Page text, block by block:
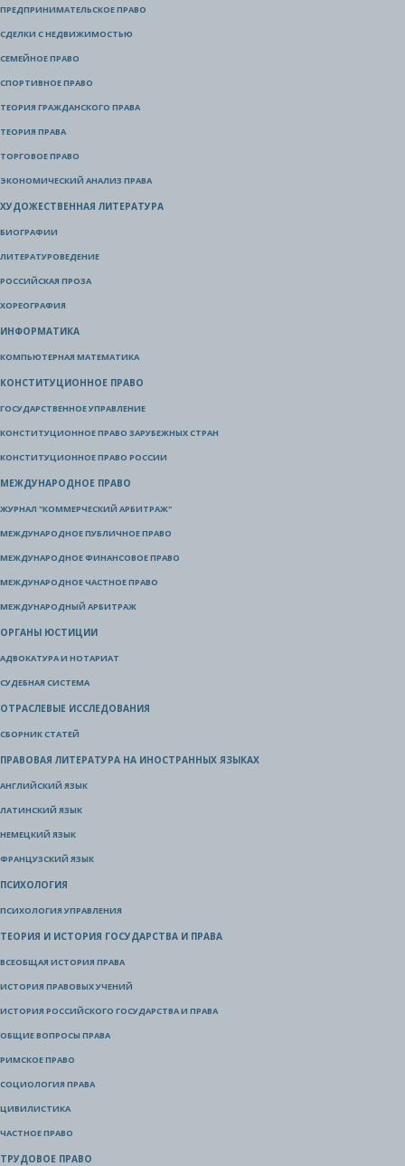
ПРЕДПРИНИМАТЕЛЬСКОЕ ПРАВО
СДЕЛКИ С НЕДВИЖИМОСТЬЮ
СЕМЕЙНОЕ ПРАВО
СПОРТИВНОЕ ПРАВО
ТЕОРИЯ ГРАЖДАНСКОГО ПРАВА
ТЕОРИЯ ПРАВА
ТОРГОВОЕ ПРАВО
ЭКОНОМИЧЕСКИЙ АНАЛИЗ ПРАВА
ХУДОЖЕСТВЕННАЯ ЛИТЕРАТУРА
БИОГРАФИИ
ЛИТЕРАТУРОВЕДЕНИЕ
РОССИЙСКАЯ ПРОЗА
ХОРЕОГРАФИЯ
ИНФОРМАТИКА
КОМПЬЮТЕРНАЯ МАТЕМАТИКА
КОНСТИТУЦИОННОЕ ПРАВО
ГОСУДАРСТВЕННОЕ УПРАВЛЕНИЕ
КОНСТИТУЦИОННОЕ ПРАВО ЗАРУБЕЖНЫХ СТРАН
КОНСТИТУЦИОННОЕ ПРАВО РОССИИ
МЕЖДУНАРОДНОЕ ПРАВО
ЖУРНАЛ "КОММЕРЧЕСКИЙ АРБИТРАЖ"
МЕЖДУНАРОДНОЕ ПУБЛИЧНОЕ ПРАВО
МЕЖДУНАРОДНОЕ ФИНАНСОВОЕ ПРАВО
МЕЖДУНАРОДНОЕ ЧАСТНОЕ ПРАВО
МЕЖДУНАРОДНЫЙ АРБИТРАЖ
ОРГАНЫ ЮСТИЦИИ
АДВОКАТУРА И НОТАРИАТ
СУДЕБНАЯ СИСТЕМА
ОТРАСЛЕВЫЕ ИССЛЕДОВАНИЯ
СБОРНИК СТАТЕЙ
ПРАВОВАЯ ЛИТЕРАТУРА НА ИНОСТРАННЫХ ЯЗЫКАХ
АНГЛИЙСКИЙ ЯЗЫК
ЛАТИНСКИЙ ЯЗЫК
НЕМЕЦКИЙ ЯЗЫК
ФРАНЦУЗСКИЙ ЯЗЫК
ПСИХОЛОГИЯ
ПСИХОЛОГИЯ УПРАВЛЕНИЯ
ТЕОРИЯ И ИСТОРИЯ ГОСУДАРСТВА И ПРАВА
ВСЕОБЩАЯ ИСТОРИЯ ПРАВА
ИСТОРИЯ ПРАВОВЫХ УЧЕНИЙ
ИСТОРИЯ РОССИЙСКОГО ГОСУДАРСТВА И ПРАВА
ОБЩИЕ ВОПРОСЫ ПРАВА
РИМСКОЕ ПРАВО
СОЦИОЛОГИЯ ПРАВА
ЦИВИЛИСТИКА
ЧАСТНОЕ ПРАВО
ТРУДОВОЕ ПРАВО